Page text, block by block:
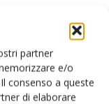
partner
e/o
consenso a queste
di elaborare
dei punti di